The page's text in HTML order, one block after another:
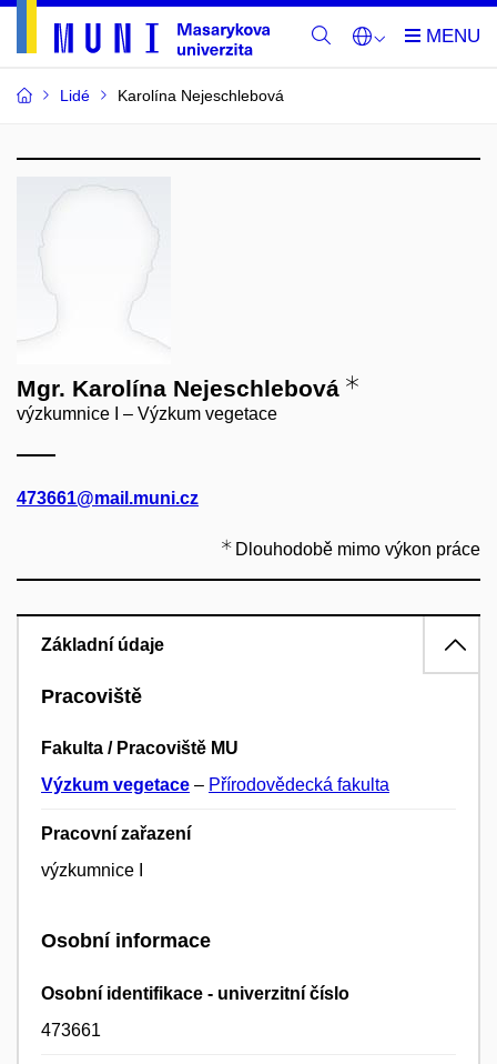
Lidé Karolína Nejeschlebová
Mgr. Karolína Nejeschlebová
výzkumnice I – Výzkum vegetace
473661@mail.muni.cz
Dlouhodobě mimo výkon práce
Základní údaje
Pracoviště
Fakulta / Pracoviště MU
Výzkum vegetace – Přírodovědecká fakulta
Pracovní zařazení
výzkumnice I
Osobní informace
Osobní identifikace - univerzitní číslo
473661